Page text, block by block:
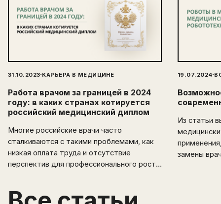
31.10.2023·КАРЬЕРА В МЕДИЦИНЕ
Работа врачом за границей в 2024
году: в каких странах котируется
российский медицинский диплом
Многие российские врачи часто
сталкиваются с такими проблемами, как
низкая оплата труда и отсутствие
перспектив для профессионального роста.
горизонты и возможности. В этой статье
19.07.2024·
Из статьи
замены